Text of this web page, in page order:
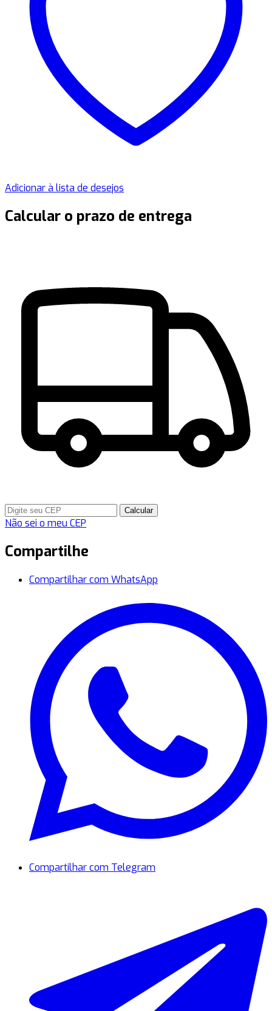
Adicionar à lista de desejos
Calcular o prazo de entrega
Calcular
Não sei o meu CEP
Compartilhe
Compartilhar com WhatsApp
Compartilhar com Telegram